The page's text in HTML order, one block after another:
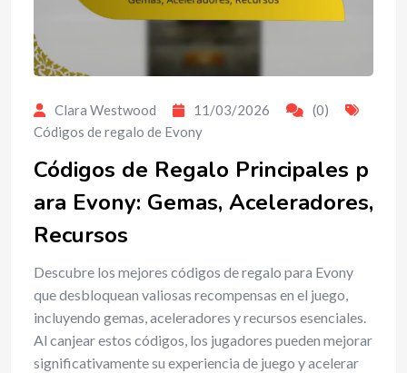
Clara Westwood 11/03/2026
(0)
Códigos de regalo de Evony
Códigos de Regalo Principales p
ara Evony: Gemas, Aceleradores,
Recursos
Descubre los mejores códigos de regalo para Evony
que desbloquean valiosas recompensas en el juego,
incluyendo gemas, aceleradores y recursos esenciales.
Al canjear estos códigos, los jugadores pueden mejorar
significativamente su experiencia de juego y acelerar